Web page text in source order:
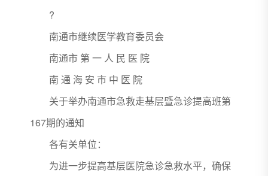
?
南通市继续医学教育委员会
南通市 第 一 人 民 医 院
南 通 海 安 市 中 医 院
关于举办南通市急救走基层暨急诊提高班第
167期的通知
各有关单位：
为进一步提高基层医院急诊急救水平，确保